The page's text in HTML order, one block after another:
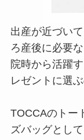
出産が近づい
ろ産後に必要
院時から活躍
レゼントに選
TOCCAのトー
ズバッグとして